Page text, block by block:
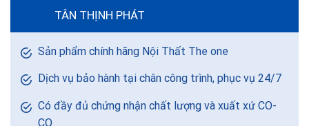
TÂN THỊNH PHÁT
Sản phẩm chính hãng Nội Thất The one
Dịch vụ bảo hành tại chân công trình, phục vụ 24/7
Có đầy đủ chứng nhận chất lượng và xuất xứ CO-
CQ